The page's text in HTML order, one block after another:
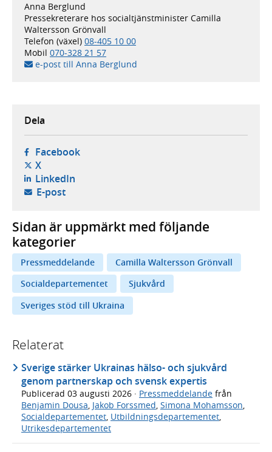
Anna Berglund
Pressekreterare hos socialtjänstminister Camilla
Waltersson Grönvall
Telefon (växel) 08-405 10 00
Mobil 070-328 21 57
e-post till Anna Berglund
Dela
Facebook- öppnas i ny flik, extern webbplats,
X- öppnas i ny flik, extern webbplats,
LinkedIn- öppnas i ny flik, extern webbplats,
E-post- öppnar din e-postklient,
Sidan är uppmärkt med följande
kategorier
Pressmeddelande
Camilla Waltersson Grönvall
Socialdepartementet
Sjukvård
Sveriges stöd till Ukraina
Relaterat
Sverige stärker Ukrainas hälso- och sjukvård
genom partnerskap och svensk expertis
Publicerad 03 augusti 2026 · Pressmeddelande från
Benjamin Dousa, Jakob Forssmed, Simona Mohamsson,
Socialdepartementet, Utbildningsdepartementet,
Utrikesdepartementet